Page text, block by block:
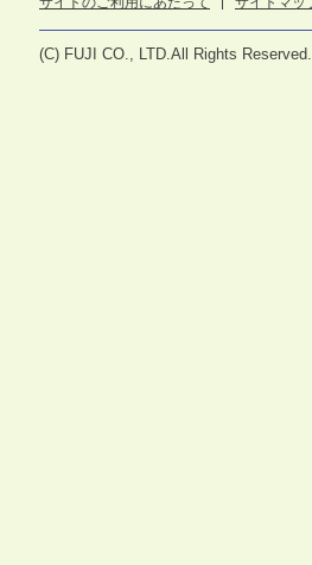
(C) FUJI CO., LTD.All Rights Reserved.